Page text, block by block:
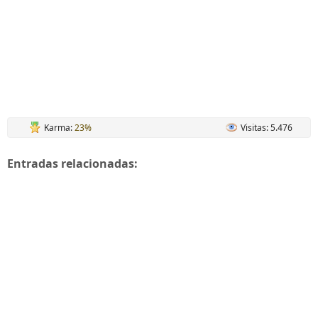
Karma:23% Visitas: 5.476
Entradas relacionadas: